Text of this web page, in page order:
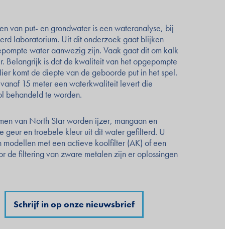
van put- en grondwater is een wateranalyse, bij
laboratorium. Uit dit onderzoek gaat blijken
water aanwezig zijn. Vaak gaat dit om kalk
Belangrijk is dat de kwaliteit van het opgepompte
komt de diepte van de geboorde put in het spel.
15 meter een waterkwaliteit levert die
behandeld te worden.
van North Star worden ijzer, mangaan en
geur en troebele kleur uit dit water gefilterd. U
modellen met een actieve koolfilter (AK) of een
de filtering van zware metalen zijn er oplossingen
Schrijf in op onze nieuwsbrief